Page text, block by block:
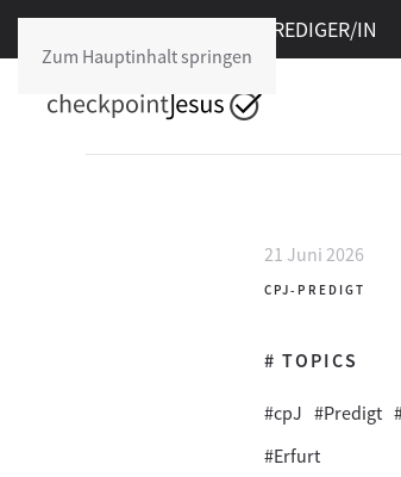
Zum Hauptinhalt springen
PREDIGER/IN
21 Juni 2026
CPJ-PREDIGT
# TOPICS
#cpJ #Predigt
#Erfurt